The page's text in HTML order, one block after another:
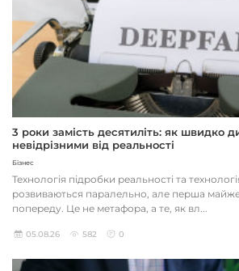
3 роки замість десятиліть: як швидко
невідрізними від реальності
Бізнес
Технологія підробки реальності та
розвиваються паралельно, але перша
попереду. Це не метафора, а те, як вл...
05.08.26 582 0